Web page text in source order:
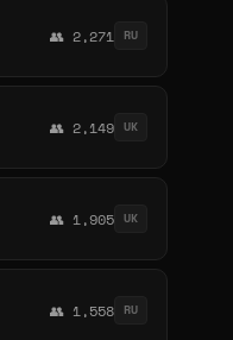
👥 2,271 RU
👥 2,149 UK
👥 1,905 UK
👥 1,558 RU